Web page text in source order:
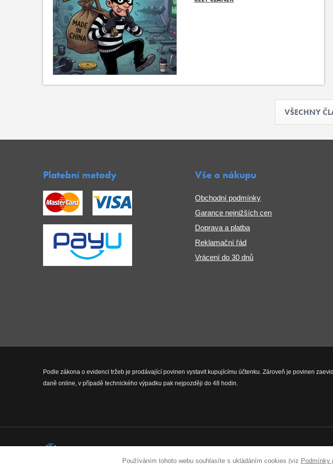
Používáním tohoto webu souhlasíte s ukládáním cookies (viz Podmínky
VŠECHNY
Platební metody Vše o nákupu
Obchodní podmínky
Garance nejnižších cen
Doprava a platba
Reklamační řád
Vrácení do 30 dnů
Podle zákona o evidenci tržeb je prodávající povinen vystavit kupujícímu účtenku. Zároveň je povinen
daně online, v případě technického výpadku pak nejpozději do 48 hodin.